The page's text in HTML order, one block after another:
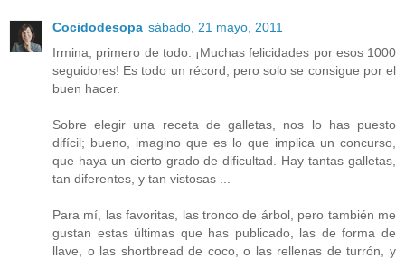
Cocidodesopa sábado, 21 mayo, 2011
Irmina, primero de todo: ¡Muchas felicidades por esos 1000
seguidores! Es todo un récord, pero solo se consigue por el
buen hacer.
Sobre elegir una receta de galletas, nos lo has puesto
difícil; bueno, imagino que es lo que implica un concurso,
que haya un cierto grado de dificultad. Hay tantas galletas,
tan diferentes, y tan vistosas ...
Para mí, las favoritas, las tronco de árbol, pero también me
gustan estas últimas que has publicado, las de forma de
llave, o las shortbread de coco, o las rellenas de turrón, y